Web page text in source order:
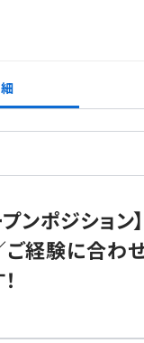
ンポジショ
ご経験に合わ